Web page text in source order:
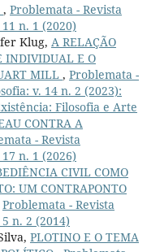
, Problemata - Revista
n. 1 (2020)
Klug, A RELAÇÃO
INDIVIDUAL E O
MILL , Problemata -
v. 14 n. 2 (2023):
Filosofia e Arte
CONTRA A
- Revista
n. 1 (2026)
CIVIL COMO
UM CONTRAPONTO
Problemata - Revista
n. 2 (2014)
PLOTINO E O TEMA